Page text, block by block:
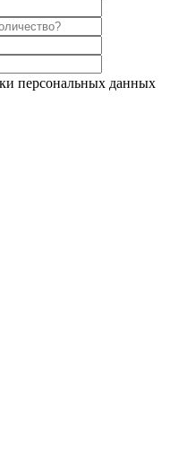
персональных данных